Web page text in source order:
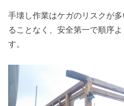
手壊し作業はケガのリスクが
ることなく、安全第一で順序
す。